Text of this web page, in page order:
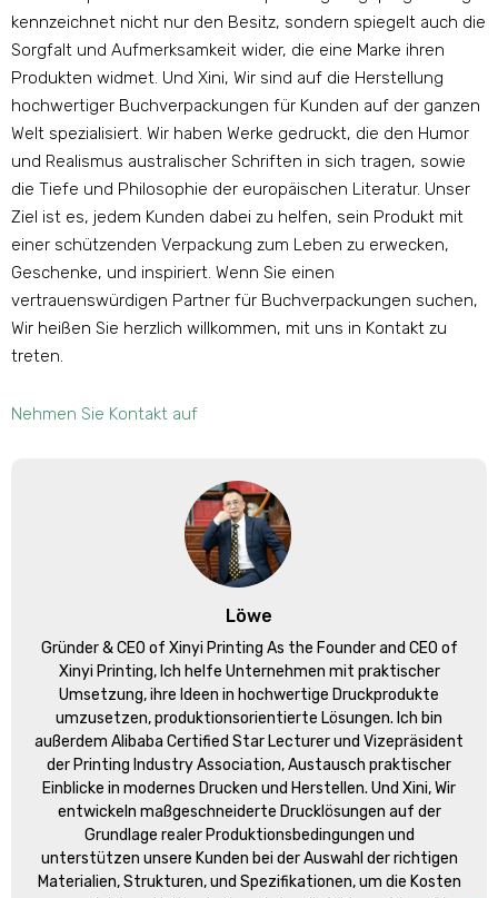
kennzeichnet nicht nur den Besitz, sondern spiegelt auch die
Sorgfalt und Aufmerksamkeit wider, die eine Marke ihren
Produkten widmet. Und Xini, Wir sind auf die Herstellung
hochwertiger Buchverpackungen für Kunden auf der ganzen
Welt spezialisiert. Wir haben Werke gedruckt, die den Humor
und Realismus australischer Schriften in sich tragen, sowie
die Tiefe und Philosophie der europäischen Literatur. Unser
Ziel ist es, jedem Kunden dabei zu helfen, sein Produkt mit
einer schützenden Verpackung zum Leben zu erwecken,
Geschenke, und inspiriert. Wenn Sie einen
vertrauenswürdigen Partner für Buchverpackungen suchen,
Wir heißen Sie herzlich willkommen, mit uns in Kontakt zu
treten.
Nehmen Sie Kontakt auf
Löwe
Gründer &CEO of Xinyi Printing As the Founder and CEO of
Xinyi Printing, Ich helfe Unternehmen mit praktischer
Umsetzung, ihre Ideen in hochwertige Druckprodukte
umzusetzen, produktionsorientierte Lösungen. Ich bin
außerdem Alibaba Certified Star Lecturer und Vizepräsident
der Printing Industry Association, Austausch praktischer
Einblicke in modernes Drucken und Herstellen. Und Xini, Wir
entwickeln maßgeschneiderte Drucklösungen auf der
Grundlage realer Produktionsbedingungen und
unterstützen unsere Kunden bei der Auswahl der richtigen
Materialien, Strukturen, und Spezifikationen, um die Kosten